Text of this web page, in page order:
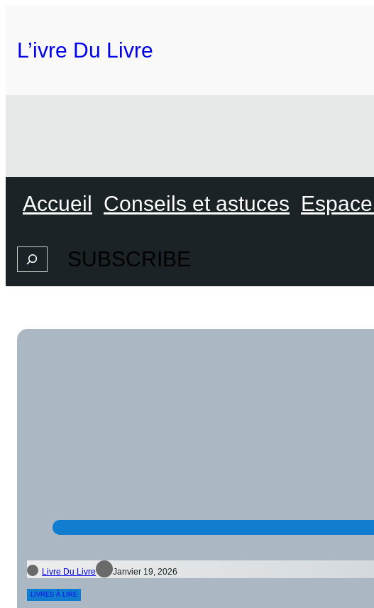
L’ivre Du Livre
Accueil Conseils et astuces
SearchSUBSCRIBE
Livre Du Livre Janvier 19, 2026
LIVRES À LIRE